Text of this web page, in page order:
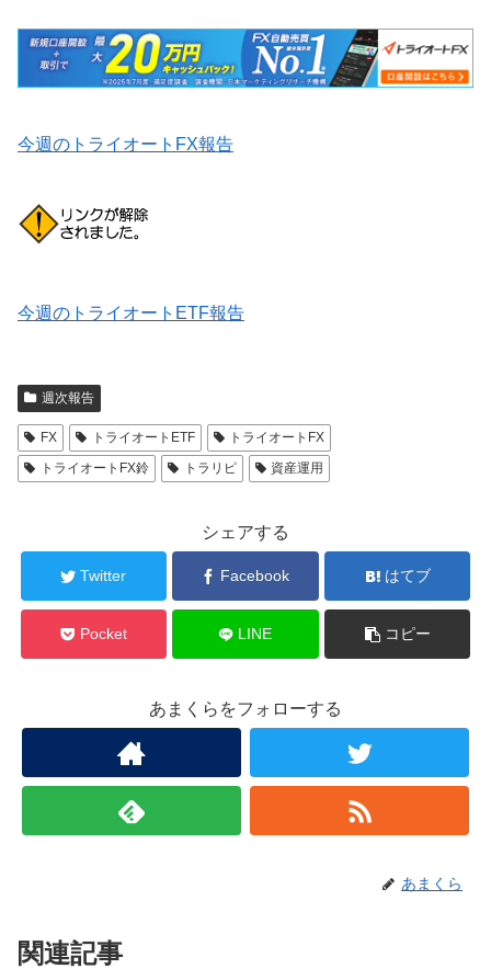
今週のトライオートFX報告
今週のトライオートETF報告
週次報告
FX トライオートETF
トライオートFX
トライオートFX鈴
トラリピ 資産運用
シェアする
Twitter Facebook はてブ
Pocket LINE コピー
あまくらをフォローする
あまくら
関連記事